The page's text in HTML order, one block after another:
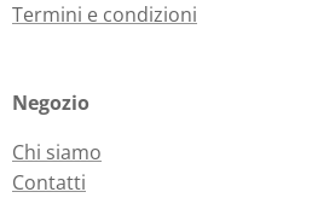
Termini e condizioni
Negozio
Chi siamo
Contatti